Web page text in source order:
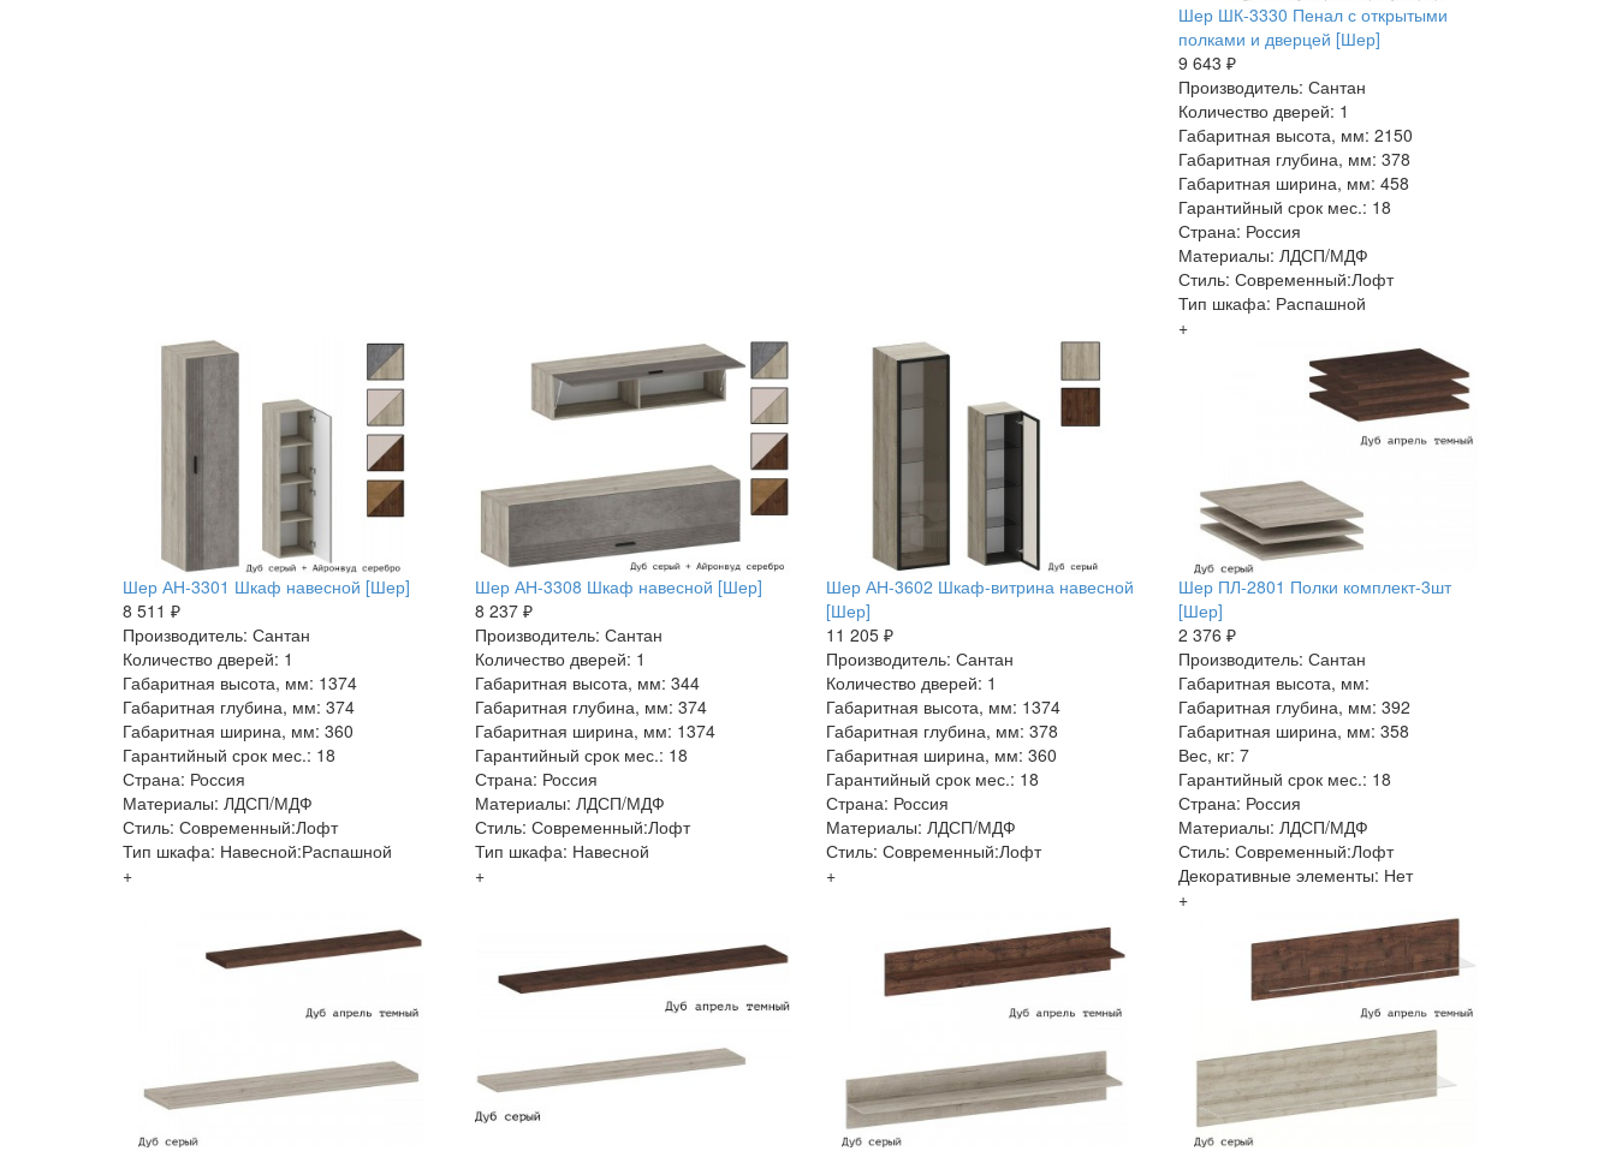
Шер ШК-3330 Пенал с открытыми
полками и дверцей [Шер]
9 643 ₽
Производитель: Сантан
Количество дверей: 1
Габаритная высота, мм: 2150
Габаритная глубина, мм: 378
Габаритная ширина, мм: 458
Гарантийный срок мес.: 18
Страна: Россия
Материалы: ЛДСП/МДФ
Стиль: Современный:Лофт
Тип шкафа: Распашной
+
Шер АН-3301 Шкаф навесной [Шер]
8 511 ₽
Производитель: Сантан
Количество дверей: 1
Габаритная высота, мм: 1374
Габаритная глубина, мм: 374
Габаритная ширина, мм: 360
Гарантийный срок мес.: 18
Страна: Россия
Материалы: ЛДСП/МДФ
Стиль: Современный:Лофт
Тип шкафа: Навесной:Распашной
+
Шер АН-3308 Шкаф навесной [Шер]
8 237 ₽
Производитель: Сантан
Количество дверей: 1
Габаритная высота, мм: 344
Габаритная глубина, мм: 374
Габаритная ширина, мм: 1374
Гарантийный срок мес.: 18
Страна: Россия
Материалы: ЛДСП/МДФ
Стиль: Современный:Лофт
Тип шкафа: Навесной
+
Шер АН-3602 Шкаф-витрина навесной
[Шер]
11 205 ₽
Производитель: Сантан
Количество дверей: 1
Габаритная высота, мм: 1374
Габаритная глубина, мм: 378
Габаритная ширина, мм: 360
Гарантийный срок мес.: 18
Страна: Россия
Материалы: ЛДСП/МДФ
Стиль: Современный:Лофт
+
Шер ПЛ-2801 Полки комплект-3шт
[Шер]
2 376 ₽
Производитель: Сантан
Габаритная высота, мм:
Габаритная глубина, мм: 392
Габаритная ширина, мм: 358
Вес, кг: 7
Гарантийный срок мес.: 18
Страна: Россия
Материалы: ЛДСП/МДФ
Стиль: Современный:Лофт
Декоративные элементы: Нет
+